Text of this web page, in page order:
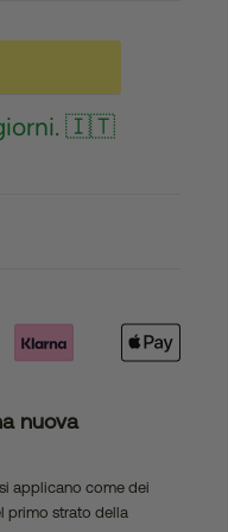
🇮🇹
nuova
applicano come dei
primo strato della